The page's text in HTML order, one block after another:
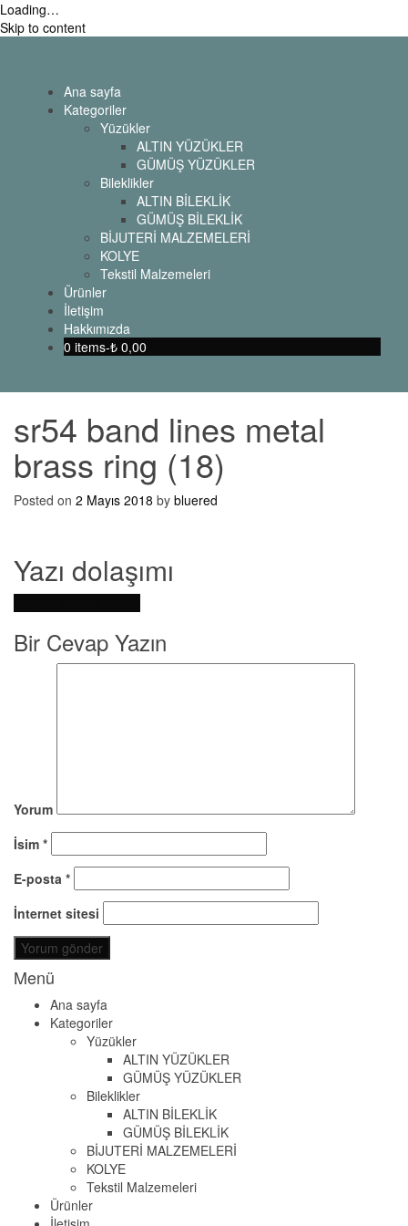
Loading…
Skip to content
Ana sayfa
Kategoriler
Yüzükler
ALTIN YÜZÜKLER
GÜMÜŞ YÜZÜKLER
Bileklikler
ALTIN BİLEKLİK
GÜMÜŞ BİLEKLİK
BİJUTERİ MALZEMELERİ
KOLYE
Tekstil Malzemeleri
Ürünler
İletişim
Hakkımızda
0 items-₺ 0,00
sr54 band lines metal
brass ring (18)
Posted on 2 Mayıs 2018 by bluered
Yazı dolaşımı
Bir Cevap Yazın
Yorum
İsim *
E-posta *
İnternet sitesi
Menü
Ana sayfa
Kategoriler
Yüzükler
ALTIN YÜZÜKLER
GÜMÜŞ YÜZÜKLER
Bileklikler
ALTIN BİLEKLİK
GÜMÜŞ BİLEKLİK
BİJUTERİ MALZEMELERİ
KOLYE
Tekstil Malzemeleri
Ürünler